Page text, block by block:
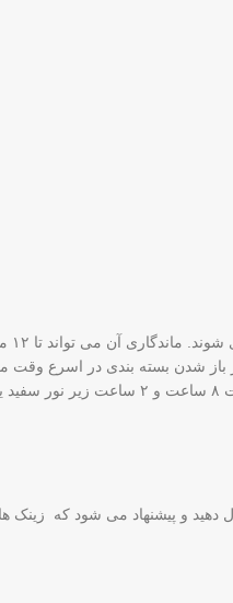
شدن بسته بندی در اسرع وقت
دهید و پیشنهاد می شود که زینک